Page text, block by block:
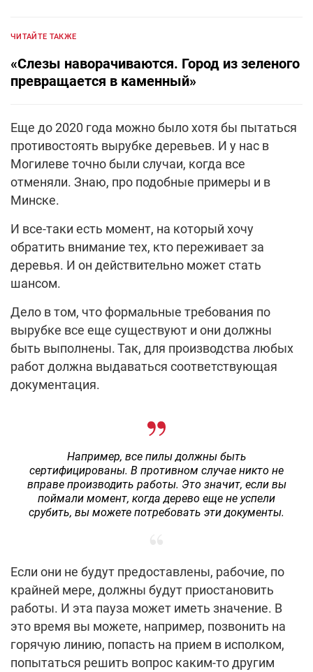
ЧИТАЙТЕ ТАКЖЕ
«Слезы наворачиваются. Город из зеленого
превращается в каменный»
Еще до 2020 года можно было хотя бы пытаться
противостоять вырубке деревьев. И у нас в
Могилеве точно были случаи, когда все
отменяли. Знаю, про подобные примеры и в
Минске.
И все-таки есть момент, на который хочу
обратить внимание тех, кто переживает за
деревья. И он действительно может стать
шансом.
Дело в том, что формальные требования по
вырубке все еще существуют и они должны
быть выполнены. Так, для производства любых
работ должна выдаваться соответствующая
документация.
Например, все пилы должны быть
сертифицированы. В противном случае никто не
вправе производить работы. Это значит, если вы
поймали момент, когда дерево еще не успели
срубить, вы можете потребовать эти документы.
Если они не будут предоставлены, рабочие, по
крайней мере, должны будут приостановить
работы. И эта пауза может иметь значение. В
это время вы можете, например, позвонить на
горячую линию, попасть на прием в исполком,
попытаться решить вопрос каким-то другим